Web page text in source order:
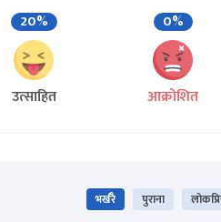
20%
उत्साहित
0%
आक्रोशित
भर्खरै पुराना